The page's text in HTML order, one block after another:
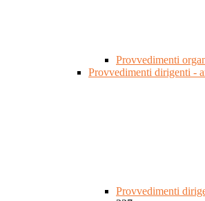
Provvedimenti
Provvedimenti dirigenti -
Provvedimenti